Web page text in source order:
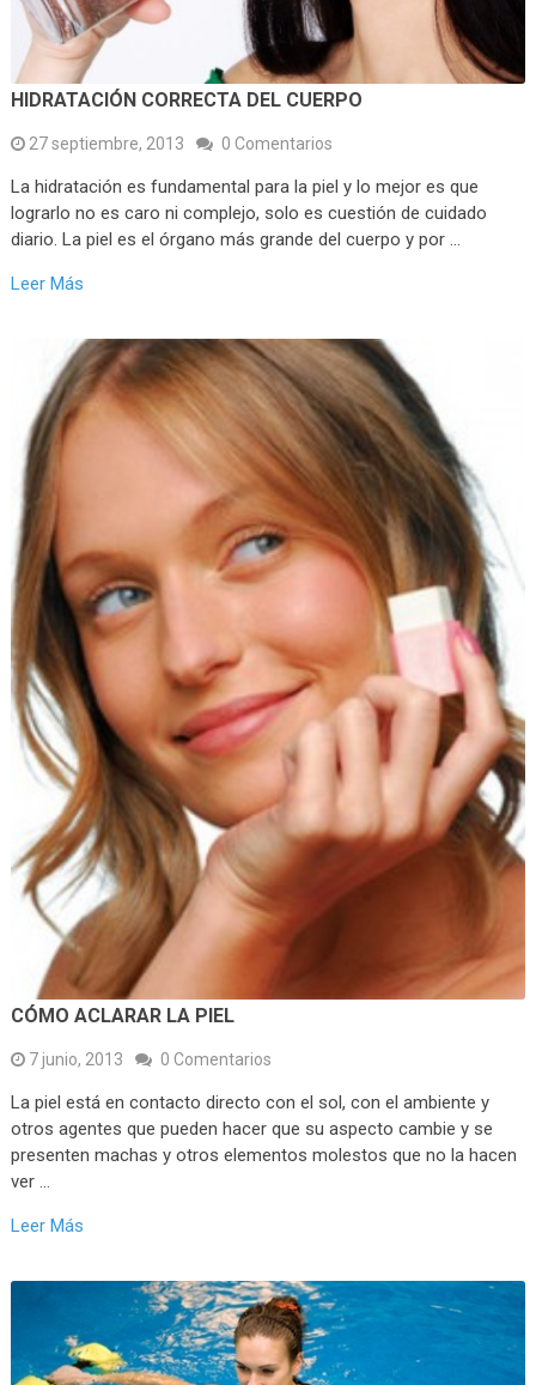
HIDRATACIÓN CORRECTA DEL CUERPO
27 septiembre, 2013 0 Comentarios
La hidratación es fundamental para la piel y lo mejor es que
lograrlo no es caro ni complejo, solo es cuestión de cuidado
diario. La piel es el órgano más grande del cuerpo y por …
Leer Más
CÓMO ACLARAR LA PIEL
7 junio, 2013 0 Comentarios
La piel está en contacto directo con el sol, con el ambiente y
otros agentes que pueden hacer que su aspecto cambie y se
presenten machas y otros elementos molestos que no la hacen
ver …
Leer Más